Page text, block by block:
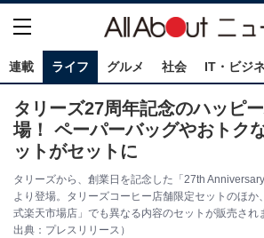
連載 ライフ グルメ 社会 IT・ビジ
タリーズ27周年記念のハッピ
場！ ペーパーバッグやおトク
ットがセットに
タリーズから、創業日を記念した「27th
より登場。タリーズコーヒー店舗限定セットのほか
式楽天市場店」でも異なる内容のセットが販売され
出典：プレスリリース）